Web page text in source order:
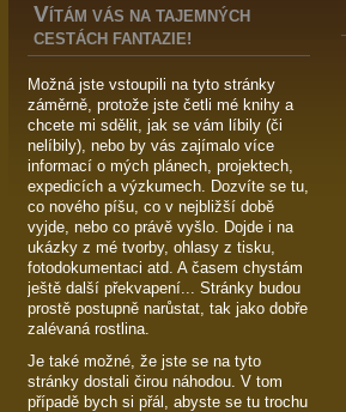
V ÍTÁM VÁS NA TAJEMNÝCH
CESTÁCH FANTAZIE!
Možná jste vstoupili na tyto stránky
záměrně, protože jste četli mé knihy a
chcete mi sdělit, jak se vám líbily (či
nelíbily), nebo by vás zajímalo více
informací o mých plánech, projektech,
expedicích a výzkumech. Dozvíte se tu,
co nového píšu, co v nejbližší době
vyjde, nebo co právě vyšlo. Dojde i na
ukázky z mé tvorby, ohlasy z tisku,
fotodokumentaci atd. A časem chystám
ještě další překvapení... Stránky budou
prostě postupně narůstat, tak jako dobře
zalévaná rostlina.
Je také možné, že jste se na tyto
stránky dostali čirou náhodou. V tom
případě bych si přál, abyste se tu trochu